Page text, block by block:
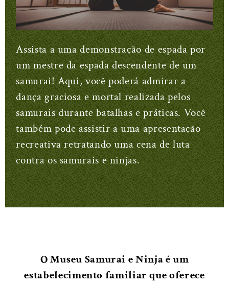
Assista a uma demonstração de espada por
um mestre da espada descendente de um
samurai! Aqui, você poderá admirar a
dança graciosa e mortal realizada pelos
samurais durante batalhas e práticas. Você
também pode assistir a uma apresentação
recreativa retratando uma cena de luta
contra os samurais e ninjas.
O Museu Samurai e Ninja é um
estabelecimento familiar que oferece